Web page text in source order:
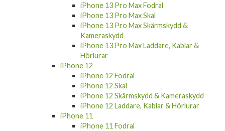
iPhone 13 Pro Max Skal
iPhone 13 Pro Max Skärmskydd &
Kameraskydd
iPhone 13 Pro Max Laddare, Kablar &
Hörlurar
iPhone 12
iPhone 12 Fodral
iPhone 12 Skal
iPhone 12 Skärmskydd & Kameraskydd
iPhone 12 Laddare, Kablar & Hörlurar
iPhone 11
iPhone 11 Fodral
iPhone 11 Skal